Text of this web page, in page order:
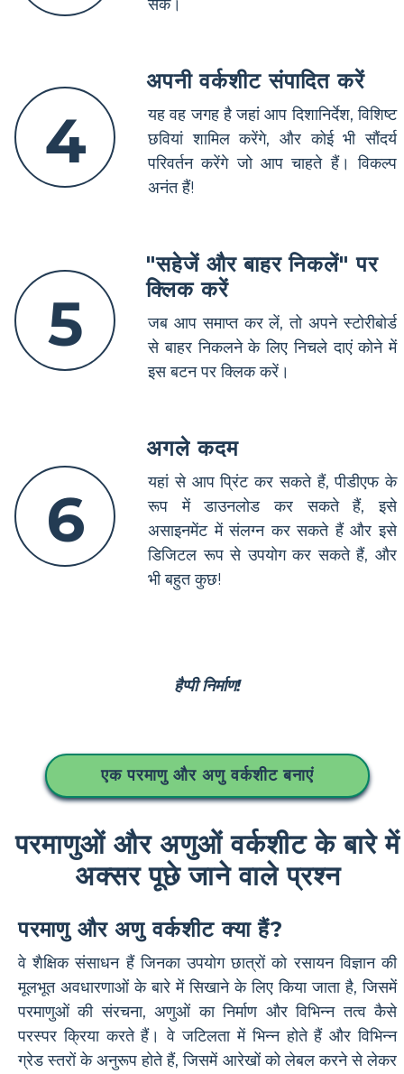
सकें।
4
अपनी वर्कशीट संपादित करें
यह वह जगह है जहां आप दिशानिर्देश, विशिष्ट
छवियां शामिल करेंगे, और कोई भी सौंदर्य
परिवर्तन करेंगे जो आप चाहते हैं। विकल्प
अनंत हैं!
5
"सहेजें और बाहर निकलें" पर
क्लिक करें
जब आप समाप्त कर लें, तो अपने स्टोरीबोर्ड
से बाहर निकलने के लिए निचले दाएं कोने में
इस बटन पर क्लिक करें।
6
अगले कदम
यहां से आप प्रिंट कर सकते हैं, पीडीएफ के
रूप में डाउनलोड कर सकते हैं, इसे
असाइनमेंट में संलग्न कर सकते हैं और इसे
डिजिटल रूप से उपयोग कर सकते हैं, और
भी बहुत कुछ!
हैप्पी निर्माण!
एक परमाणु और अणु वर्कशीट बनाएं
परमाणुओं और अणुओं वर्कशीट के बारे में
अक्सर पूछे जाने वाले प्रश्न
परमाणु और अणु वर्कशीट क्या हैं?
वे शैक्षिक संसाधन हैं जिनका उपयोग छात्रों को रसायन विज्ञान की
मूलभूत अवधारणाओं के बारे में सिखाने के लिए किया जाता है, जिसमें
परमाणुओं की संरचना, अणुओं का निर्माण और विभिन्न तत्व कैसे
परस्पर क्रिया करते हैं। वे जटिलता में भिन्न होते हैं और विभिन्न
ग्रेड स्तरों के अनुरूप होते हैं, जिसमें आरेखों को लेबल करने से लेकर